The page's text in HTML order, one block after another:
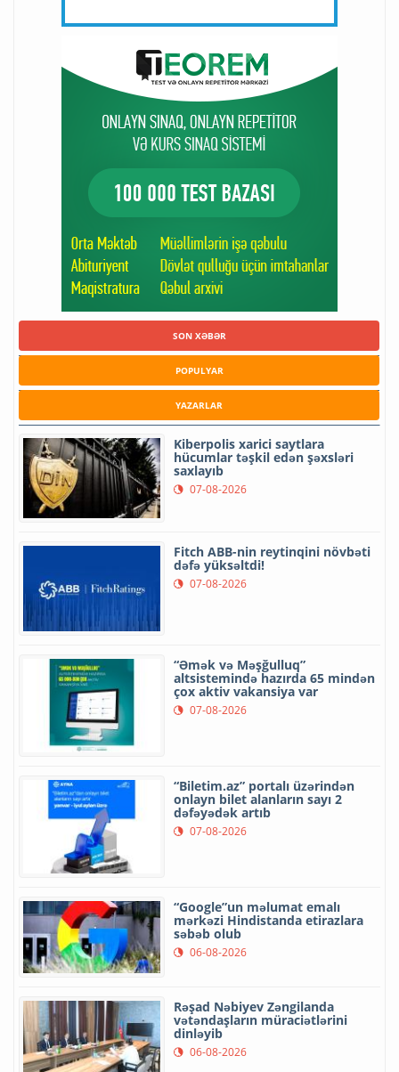
SON XƏBƏR
POPULYAR
YAZARLAR
Kiberpolis xarici saytlara
hücumlar təşkil edən şəxsləri
saxlayıb
07-08-2026
Fitch ABB-nin reytinqini növbəti
dəfə yüksəltdi!
07-08-2026
“Əmək və Məşğulluq”
altsistemində hazırda 65 mindən
çox aktiv vakansiya var
07-08-2026
“Biletim.az” portalı üzərindən
onlayn bilet alanların sayı 2
dəfəyədək artıb
07-08-2026
“Google”un məlumat emalı
mərkəzi Hindistanda etirazlara
səbəb olub
06-08-2026
Rəşad Nəbiyev Zəngilanda
vətəndaşların müraciətlərini
dinləyib
06-08-2026